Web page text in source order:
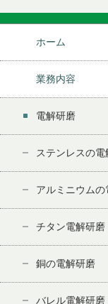
ホーム
業務内容
電解研磨
ステンレスの電
アルミニウムの
チタン電解研磨
銅の電解研磨
バレル電解研磨